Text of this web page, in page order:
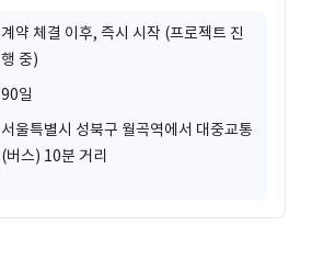
계약 체결 이후, 즉시 시작 (프로젝트 진
행 중)
90일
서울특별시 성북구 월곡역에서 대중교통
(버스) 10분 거리